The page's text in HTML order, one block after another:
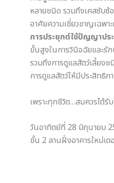
หลายชนิด รวมถึงเคสซับซ้
อาศัยความเชี่ยวชาญเฉพา
การประยุกต์ใช้ปัญญาป
ขั้นสูงในการวินิจฉัยและรั
รวมถึงการดูแลสัตว์เลี้ยง
การดูแลสัตว์ให้มีประสิทธิ
เพราะทุกชีวิต…สมควรได้รั
วันอาทิตย์ที่ 28 มิถุนายม
ชั้น 2 ลานฝั่งอาคารใหม่เด